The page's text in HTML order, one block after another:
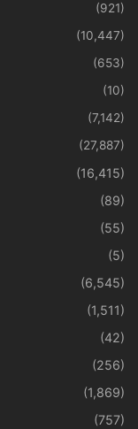
(921)
(10,447)
(653)
(10)
(7,142)
(27,887)
(16,415)
(89)
(55)
(5)
(6,545)
(1,511)
(42)
(256)
(1,869)
(757)